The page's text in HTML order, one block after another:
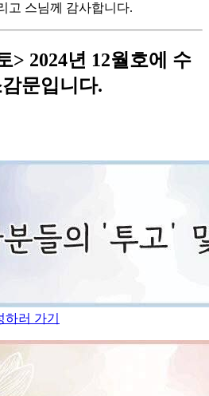
고 스님께 감사합니다.
> 2024년 12월호에 수
문입니다.
러 가기